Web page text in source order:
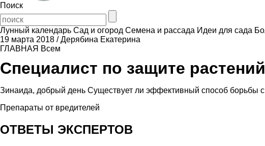
Поиск
Лунный календарь Сад и огород Семена и рассада Идеи для сада
19 марта 2018 /Дерябина Екатерина
ГЛАВНАЯ Всем
Специалист по защите растений
Зинаида, добрый день Существует ли эффективный способ борьбы
Препараты от вредителей
ОТВЕТЫ ЭКСПЕРТОВ